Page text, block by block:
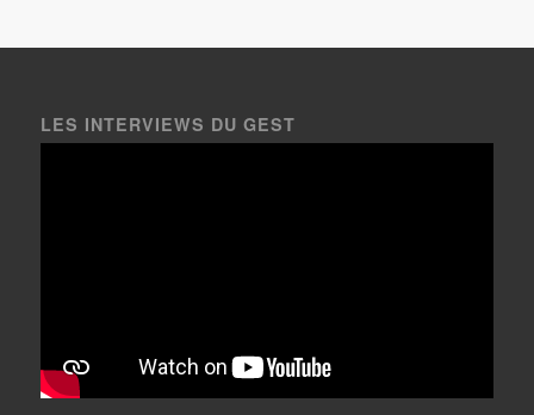
LES INTERVIEWS DU GEST